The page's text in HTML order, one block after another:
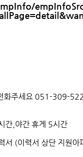
화주세요 051-309-
,야간 휴게 5시간
(이력서 상단 지원아